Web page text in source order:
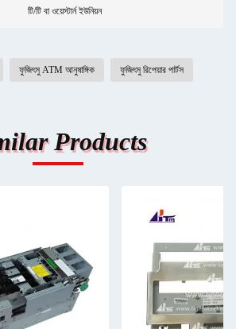
টি/টি বা ওয়েস্টার্ন ইউনিয়ন
ফুজিৎসু ATM আনুষাঙ্গিক ফুজিৎসু রিপেয়ার পার্টস
Products